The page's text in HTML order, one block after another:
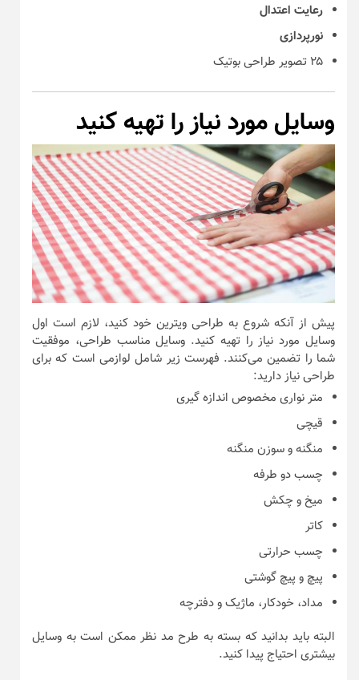
رعایت اعتدال
نورپردازی
۲۵ تصویر طراحی بوتیک
وسایل مورد نیاز را تهیه کنید
پیش از آنکه شروع به طراحی ویترین خود کنید، لازم است اول
وسایل مورد نیاز را تهیه کنید. وسایل مناسب طراحی، موفقیت
شما را تضمین می‌کنند. فهرست زیر شامل لوازمی است که برای
طراحی نیاز دارید:
متر نواری مخصوص اندازه گیری
قیچی
منگنه و سوزن منگنه
چسب دو طرفه
میخ و چکش
کاتر
چسب حرارتی
پیچ و پیچ گوشتی
مداد، خودکار، ماژیک و دفترچه
البته باید بدانید که بسته به طرح مد نظر ممکن است به وسایل
بیشتری احتیاج پیدا کنید.